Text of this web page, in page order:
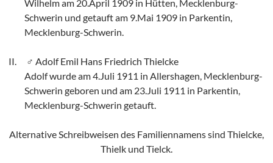
Wilhelm am 20.April 1909 in Hütten, Mecklenburg-
Schwerin und getauft am 9.Mai 1909 in Parkentin,
Mecklenburg-Schwerin.
Adolf Emil Hans Friedrich Thielcke
Adolf wurde am 4.Juli 1911 in Allershagen, Mecklenburg-
Schwerin geboren und am 23.Juli 1911 in Parkentin,
Mecklenburg-Schwerin getauft.
Alternative Schreibweisen des Familiennamens sind Thielcke,
Thielk und Tielck.